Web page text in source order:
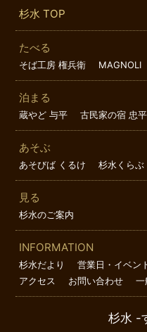
杉水 TOP
たべる
そば工房 権兵衛 MAGNOLI
泊まる
蔵やど 与平 古民家の宿 忠平
あそぶ
あそびば くるけ 杉水くらぶ
見る
杉水のご案内
INFORMATION
杉水だより 営業日・イベン
アクセス
お問い合わせ 一
杉水 -